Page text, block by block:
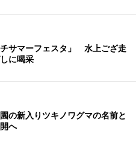
サマーフェスタ」 水上ござ走
に喝采
の新入りツキノワグマの名前と
へ